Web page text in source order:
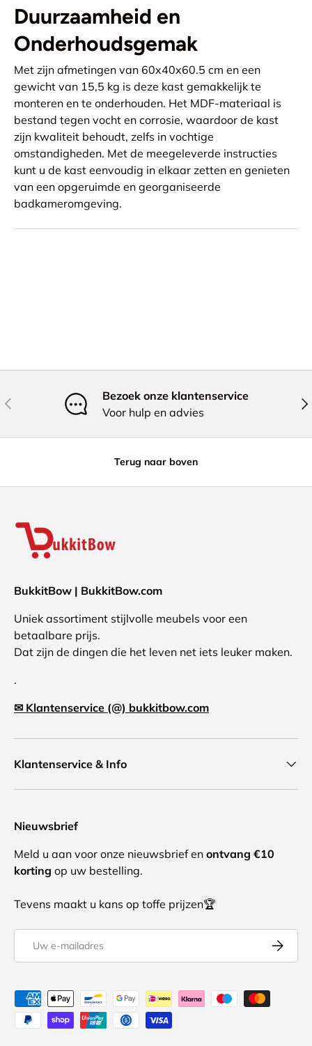
Duurzaamheid en
Onderhoudsgemak
Met zijn afmetingen van 60x40x60.5 cm en een
gewicht van 15,5 kg is deze kast gemakkelijk te
monteren en te onderhouden. Het MDF-materiaal is
bestand tegen vocht en corrosie, waardoor de kast
zijn kwaliteit behoudt, zelfs in vochtige
omstandigheden. Met de meegeleverde instructies
kunt u de kast eenvoudig in elkaar zetten en genieten
van een opgeruimde en georganiseerde
badkameromgeving.
Vorige
Bezoek onze klantenservice
Voor hulp en advies
Terug naar boven
BukkitBow | BukkitBow.com
Uniek assortiment stijlvolle meubels voor een
betaalbare prijs.
Dat zijn de dingen die het leven net iets leuker maken.
.
✉ Klantenservice (@) bukkitbow.com
Klantenservice & Info
Nieuwsbrief
Meld u aan voor onze nieuwsbrief en ontvang €10
korting op uw bestelling.
Tevens maakt u kans op toffe prijzen🏆
Geaccepteerde betaalmethoden